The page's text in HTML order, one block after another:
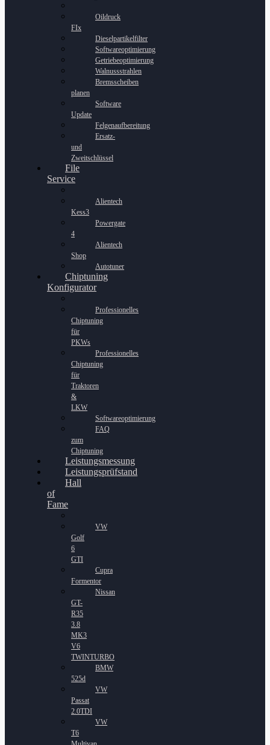
Oildruck
FIx
Dieselpartikelfilter
Softwareoptimierung
Getriebeoptimierung
Walnussstrahlen
Bremsscheiben
planen
Software
Update
Felgenaufbereitung
Ersatz-
und
Zweitschlüssel
File
Service
Alientech
Kess3
Powergate
4
Alientech
Shop
Autotuner
Chiptuning
Konfigurator
Professionelles
Chiptuning
für
PKWs
Professionelles
Chiptuning
für
Traktoren
&
LKW
Softwareoptimierung
FAQ
zum
Chiptuning
Leistungsmessung
Leistungsprüfstand
Hall
of
Fame
VW
Golf
6
GTI
Cupra
Formentor
Nissan
GT-
R35
3.8
MK3
V6
TWINTURBO
BMW
525d
VW
Passat
2.0TDI
VW
T6